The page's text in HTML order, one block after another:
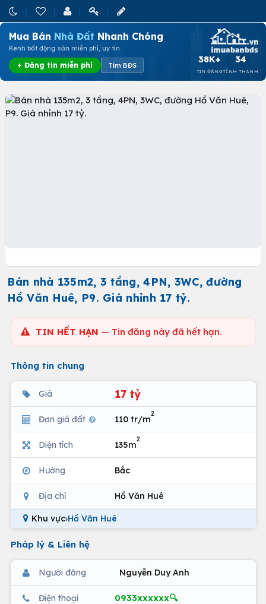
Mua Bán Nhà Đất Nhanh Chóng
Kênh bất động sản miễn phí, uy tín
+ Đăng tin miễn phí Tìm BĐS
38K+
TIN ĐĂNG
34
TỈNH THÀNH
Bán nhà 135m2, 3 tầng, 4PN, 3WC, đường
Hồ Văn Huê, P9. Giá nhỉnh 17 tỷ.
TIN HẾT HẠN — Tin đăng này đã hết hạn.
Thông tin chung
Giá 17 tỷ
Đơn giá đất 110 tr/m
2
Diện tích 135m
2
Hướng Bắc
Địa chỉ Hồ Văn Huê
Khu vực›Hồ Văn Huê
Pháp lý & Liên hệ
Người đăng Nguyễn Duy Anh
Điện thoại 0933xxxxxx🔍